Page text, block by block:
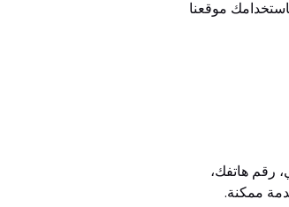
موقعنا
رقم هاتفك،
ممكنة.